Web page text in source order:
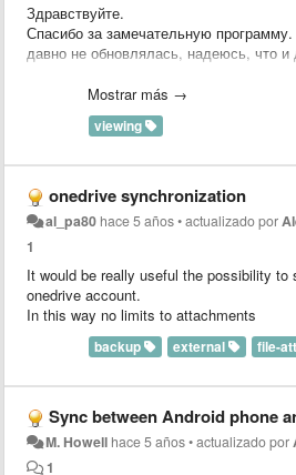
Здравствуйте.
Спасибо за замечательную
давно не обновлялась, надеюсь, что
Сделайте, пожалуйста, возможность
заметки поверх окон. Это часто
какую-ниубдь сохранённую
редакторе, в эксцеле...
Успехов Вам.
Mostrar más →
viewing
onedrive synchronization
al_pa80 hace 5 años•actualizado por
1
It would be really useful the possibility to
onedrive account.
In this way no limits to attachments
backup external file-
Sync between Android phone and computer without internet access. This is necessary because of security issues. This would be
M. Howell hace 5 años•actualizado por
1